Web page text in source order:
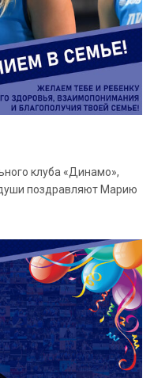
клуба «Динамо»,
поздравляют Марию